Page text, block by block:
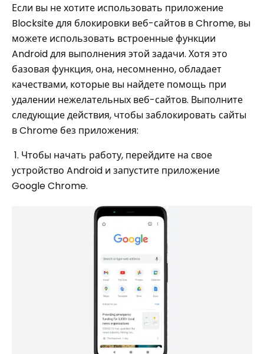
Если вы не хотите использовать приложение
Blocksite для блокировки веб-сайтов в Chrome, вы
можете использовать встроенные функции
Android для выполнения этой задачи. Хотя это
базовая функция, она, несомненно, обладает
качествами, которые вы найдете помощь при
удалении нежелательных веб-сайтов. Выполните
следующие действия, чтобы заблокировать сайты
в Chrome без приложения:
1. Чтобы начать работу, перейдите на свое
устройство Android и запустите приложение
Google Chrome.